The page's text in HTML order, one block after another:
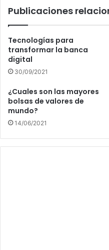
Publicaciones
Tecnologías para
transformar la banca
digital
30/09/2021
¿Cuales son las mayores
bolsas de valores de
mundo?
14/06/2021